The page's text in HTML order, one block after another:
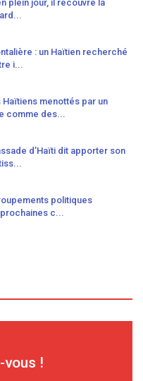
plein jour, il recouvre la
: un Haïtien recherché
i...
Haïtiens menottés par un
comme des...
d’Haïti dit apporter son
politiques
c...
vous !